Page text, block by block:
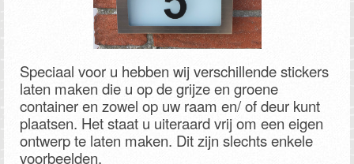
Speciaal voor u hebben wij verschillende stickers
laten maken die u op de grijze en groene
container en zowel op uw raam en/ of deur kunt
plaatsen. Het staat u uiteraard vrij om een eigen
ontwerp te laten maken. Dit zijn slechts enkele
voorbeelden.